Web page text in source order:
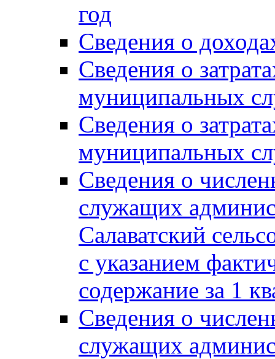
год
Сведения о
Сведения о
муниципальных
Сведения о
муниципальных
Сведения о
служащих
Салаватский
с указанием
содержание за 1
Сведения о
служащих